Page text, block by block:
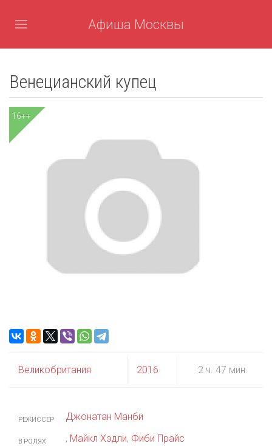
Афиша Москвы
Венецианский купец
16++
Великобритания 2016 2 ч. 47 мин.
РЕЖИССЕР Джонатан Манби
В РОЛЯХ , Майкл Хэдли, Фиби Прайс